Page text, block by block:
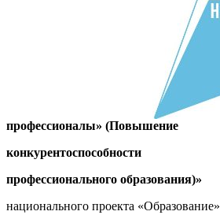
профессионалы» (Повышение
конкурентоспособности
профессионального образования)»
национального проекта «Образование»